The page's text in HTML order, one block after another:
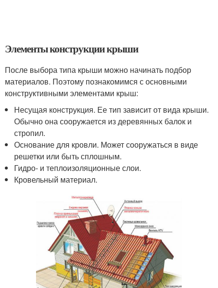
Элементы конструкции крыши
После выбора типа крыши можно начинать подбор
материалов. Поэтому познакомимся с основными
конструктивными элементами крыш:
Несущая конструкция. Ее тип зависит от вида крыши.
Обычно она сооружается из деревянных балок и
стропил.
Основание для кровли. Может сооружаться в виде
решетки или быть сплошным.
Гидро- и теплоизоляционные слои.
Кровельный материал.